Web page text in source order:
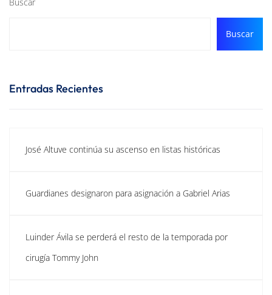
Buscar
Entradas Recientes
José Altuve continúa su ascenso en listas históricas
Guardianes designaron para asignación a Gabriel Arias
Luinder Ávila se perderá el resto de la temporada por
cirugía Tommy John